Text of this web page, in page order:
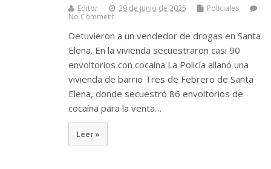
Editor 29 de junio de 2025
Policiales
No Comment
Detuvieron a un vendedor de drogas en Santa
Elena. En la vivienda secuestraron casi 90
envoltorios con cocaína La Policía allanó una
vivienda de barrio Tres de Febrero de Santa
Elena, donde secuestró 86 envoltorios de
cocaína para la venta…
Leer »